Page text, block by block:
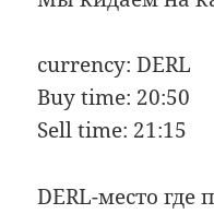
currency: DERL
Buy time: 20:50
Sell time: 21:15
DERL-место где